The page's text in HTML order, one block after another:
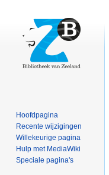
Hoofdpagina
Recente wijzigingen
Willekeurige pagina
Hulp met MediaWiki
Speciale pagina's